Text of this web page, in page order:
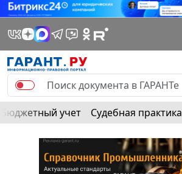
Бюджетный учет Судебная практика